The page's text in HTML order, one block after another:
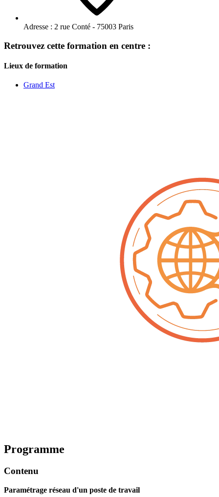
Adresse : 2 rue Conté - 75003 Paris
Retrouvez cette formation en centre :
Lieux de formation
Grand Est
Programme
Contenu
Paramétrage réseau d'un poste de travail